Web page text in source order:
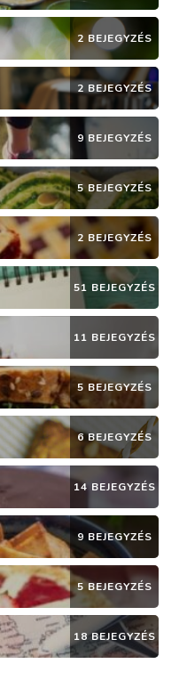
2 BEJEGYZÉS
2 BEJEGYZÉS
9 BEJEGYZÉS
5 BEJEGYZÉS
2 BEJEGYZÉS
51 BEJEGYZÉS
11 BEJEGYZÉS
5 BEJEGYZÉS
6 BEJEGYZÉS
14 BEJEGYZÉS
9 BEJEGYZÉS
5 BEJEGYZÉS
18 BEJEGYZÉS